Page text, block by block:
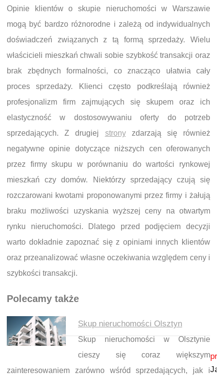
Opinie klientów o skupie nieruchomości w Warszawie
mogą być bardzo różnorodne i zależą od indywidualnych
doświadczeń związanych z tą formą sprzedaży. Wielu
właścicieli mieszkań chwali sobie szybkość transakcji oraz
brak zbędnych formalności, co znacząco ułatwia cały
proces sprzedaży. Klienci często podkreślają również
profesjonalizm firm zajmujących się skupem oraz ich
elastyczność w dostosowywaniu oferty do potrzeb
sprzedających. Z drugiej stronyzdarzają się również
negatywne opinie dotyczące niższych cen oferowanych
przez firmy skupu w porównaniu do wartości rynkowej
mieszkań czy domów. Niektórzy sprzedający czują się
rozczarowani kwotami proponowanymi przez firmy i żałują
braku możliwości uzyskania wyższej ceny na otwartym
rynku nieruchomości. Dlatego przed podjęciem decyzji
warto dokładnie zapoznać się z opiniami innych klientów
oraz przeanalizować własne oczekiwania względem ceny i
szybkości transakcji.
Polecamy także
Skup nieruchomości Olsztyn
Skup nieruchomości w Olsztynie
cieszy się coraz większym
zainteresowaniem zarówno wśród sprzedających, jak i
Nawigacja wpisu